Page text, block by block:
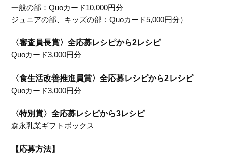
一般の部：Quoカード10,000円分
ジュニアの部、キッズの部：Quoカード5,000円分）
〈審査員長賞〉全応募レシピから2レシピ
Quoカード3,000円分
〈食生活改善推進員賞〉全応募レシピから2レシピ
Quoカード3,000円分
〈特別賞〉全応募レシピから3レシピ
森永乳業ギフトボックス
【応募方法】